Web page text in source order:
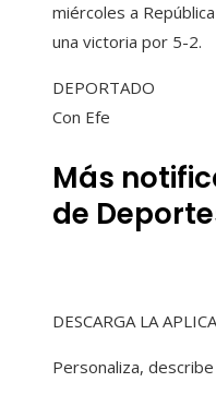
miércoles a
una victoria por 5-2.
DEPORTADO
Con Efe
Más
de
DESCARGA LA
Personaliza,